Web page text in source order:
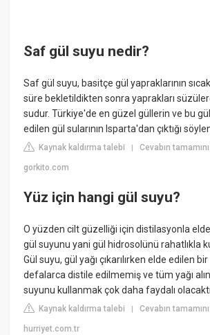
Saf gül suyu nedir?
Saf gül suyu, basitçe gül yapraklarının
süre bekletildikten sonra yaprakları
sudur. Türkiye'de en güzel güllerin ve bu
edilen gül sularının Isparta'dan çıktığı
Kaynak kaldırma talebi |Cevabın
gorkito.com
Yüz için hangi gül suyu?
O yüzden cilt güzelliği için distilasyonla
gül suyunu yani gül hidrosolünü rahatlıkla
Gül suyu, gül yağı çıkarılırken elde edilen
defalarca distile edilmemiş ve tüm yağı
suyunu kullanmak çok daha faydalı
Kaynak kaldırma talebi |Cevabın
hurriyet.com.tr